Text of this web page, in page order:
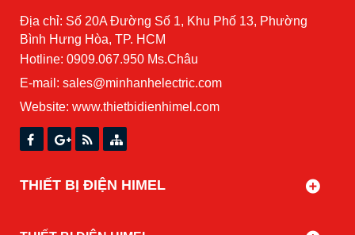
Địa chỉ: Số 20A Đường Số 1, Khu Phố 13, Phường
Bình Hưng Hòa, TP. HCM
Hotline: 0909.067.950 Ms.Châu
E-mail: sales@minhanhelectric.com
Website: www.thietbidienhimel.com
THIẾT BỊ ĐIỆN HIMEL